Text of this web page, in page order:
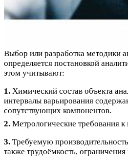
Выбор или разработка методики
определяется постановкой
этом учитывают:
1. Химический состав объекта
интервалы варьирования
сопутствующих компонентов.
2. Метрологические требования к
3. Требуемую
также трудоёмкость,